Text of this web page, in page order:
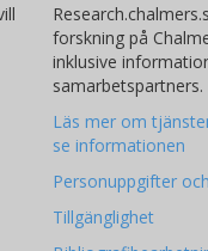
forskning på
inklusive
samarbetspartners.
Läs mer om
se informationen
Personuppgifter
Tillgänglighet